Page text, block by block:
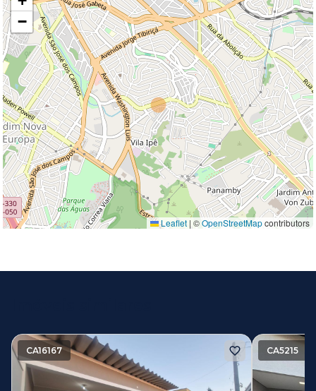
−
Leaflet | ©OpenStreetMapcontributors
CA16167 CA5215